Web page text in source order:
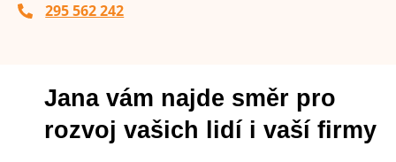
295 562 242
Jana vám najde směr pro
rozvoj vašich lidí i vaší firmy